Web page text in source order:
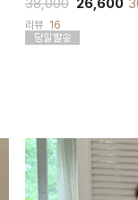
38,000 26,600
리뷰 16